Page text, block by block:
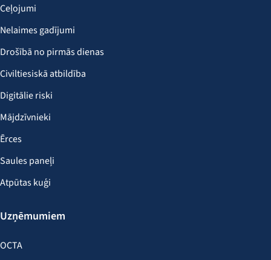
Ceļojumi
Nelaimes gadījumi
Drošībā no pirmās dienas
Civiltiesiskā atbildība
Digitālie riski
Mājdzīvnieki
Ērces
Saules paneļi
Atpūtas kuģi
Uzņēmumiem
OCTA